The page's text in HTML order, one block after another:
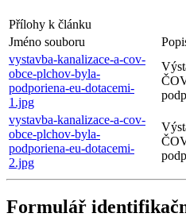
Přílohy k článku
Jméno souboru
vystavba-kanalizace-a-cov-
obce-plchov-byla-
podporiena-eu-dotacemi-
1.jpg
vystavba-kanalizace-a-cov-
obce-plchov-byla-
podporiena-eu-dotacemi-
2.jpg
Formulář